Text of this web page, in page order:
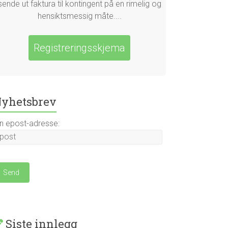
ut faktura til kontingent på en rimelig og
hensiktsmessig måte....
Registreringsskjema
epost-adresse:
Siste innlegg